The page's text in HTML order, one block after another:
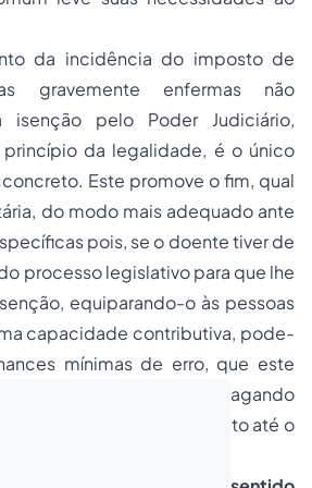
da incidência do imposto de
gravemente enfermas não
isenção pelo Poder Judiciário,
princípio da legalidade, é o único
Este promove o fim, qual
do modo mais adequado ante
pois, se o doente tiver de
processo legislativo para que lhe
equiparando-o às pessoas
capacidade contributiva, pode-
mínimas de erro, que este
seu pleito atingido, pagando
contributiva para tanto até o